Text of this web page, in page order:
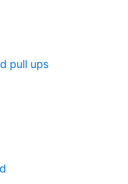
pull ups